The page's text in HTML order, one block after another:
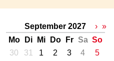
September 2027
Mo
Di Mi Do Fr Sa So
30
31 1 2 3 4
5
› »